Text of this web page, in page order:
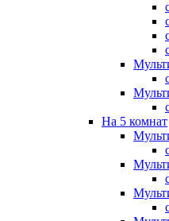
На 5 комнат